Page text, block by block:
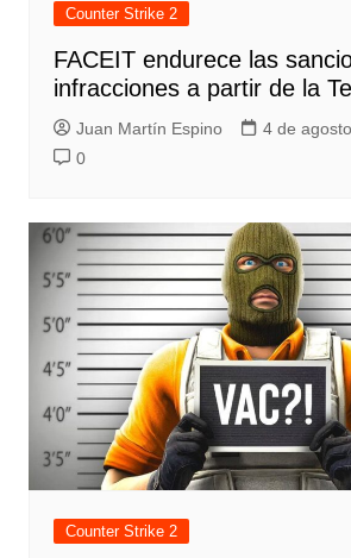
Counter Strike 2
FACEIT endurece las
infracciones a partir de la
Juan Martín Espino
4 de
0
Counter Strike 2